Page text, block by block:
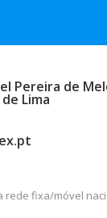
Pereira de
Lima
rede fixa/móvel